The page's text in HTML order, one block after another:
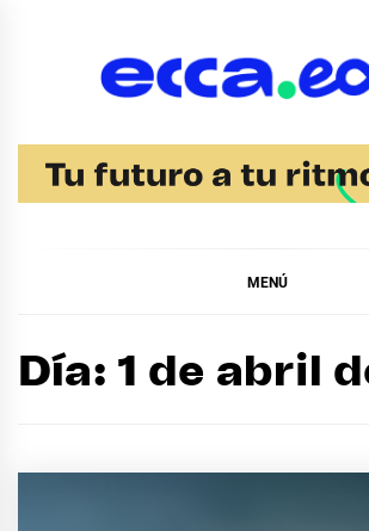
MENÚ
Día: 1 de abril